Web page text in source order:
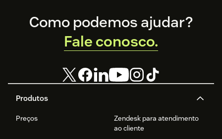
Footer
Produtos
Preços
Zendesk para atendimento
ao cliente
Como podemos ajudar?
Fale conosco.